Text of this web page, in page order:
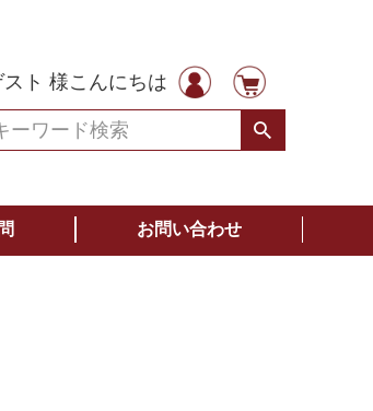
スト 様こんにちは
お問い合わせ